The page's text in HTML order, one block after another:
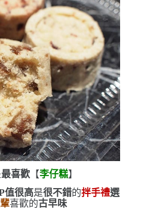
最喜歡【李仔糕】
值很高是很不錯的拌手禮選
喜歡的古早味